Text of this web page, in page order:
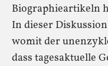
Biographieartikeln
In dieser
womit der
dass tagesaktuelle